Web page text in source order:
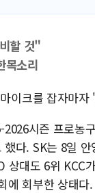
할 것"
목소리
이크를 잡자마
시즌 프로농
다. SK는 8일
대도 6위 KCC
에 회부한 상태다.